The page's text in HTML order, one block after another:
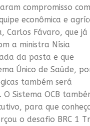
compromisso
econômica e
Carlos Fávaro, que já
a ministra Nísia
da pasta e que
Único de Saúde,
também será
Sistema OCB
para que
o desafio BRC 1